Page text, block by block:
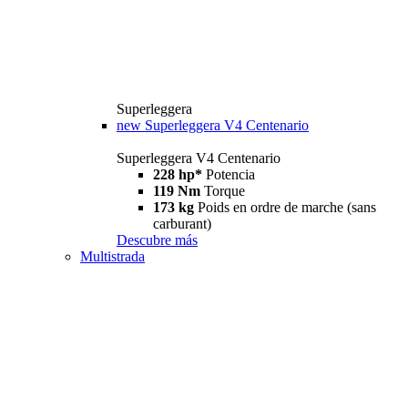
Superleggera
new Superleggera V4 Centenario
Superleggera V4 Centenario
228 hp* Potencia
119 Nm Torque
173 kg Poids en ordre de marche (sans
carburant)
Descubre más
Multistrada